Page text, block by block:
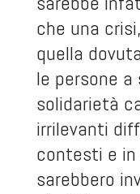
che una
quella
le persone
solidarietà
irrilevanti
contesti e
sarebbero